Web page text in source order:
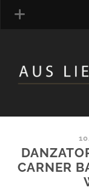
KATEGORIEN
CARNER